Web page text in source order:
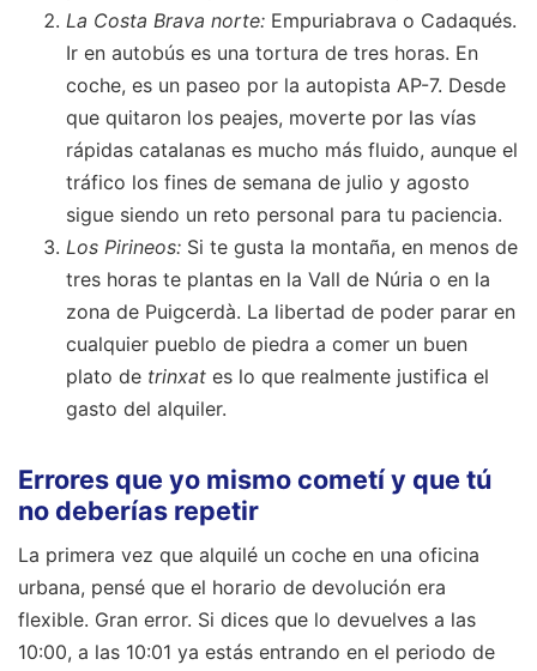
La Costa Brava norte: Empuriabrava o Cadaqués.
Ir en autobús es una tortura de tres horas. En
coche, es un paseo por la autopista AP-7. Desde
que quitaron los peajes, moverte por las vías
rápidas catalanas es mucho más fluido, aunque el
tráfico los fines de semana de julio y agosto
sigue siendo un reto personal para tu paciencia.
Los Pirineos: Si te gusta la montaña, en menos de
tres horas te plantas en la Vall de Núria o en la
zona de Puigcerdà. La libertad de poder parar en
cualquier pueblo de piedra a comer un buen
plato de trinxat es lo que realmente justifica el
gasto del alquiler.
Errores que yo mismo cometí y que tú
no deberías repetir
La primera vez que alquilé un coche en una oficina
urbana, pensé que el horario de devolución era
flexible. Gran error. Si dices que lo devuelves a las
10:00, a las 10:01 ya estás entrando en el periodo de